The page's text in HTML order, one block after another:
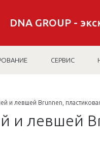
DNA GROUP -
СЕРВИС
и левшей Brunnen,
и левшей